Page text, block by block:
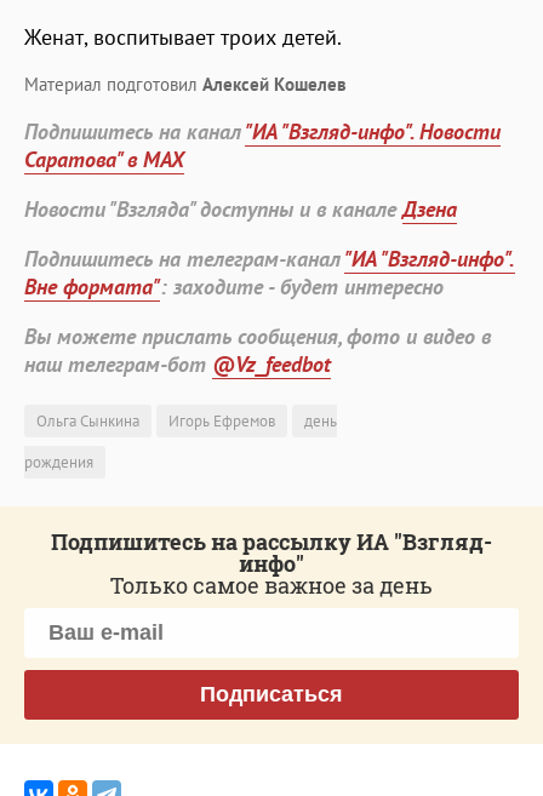
Женат, воспитывает троих детей.
Материал подготовил Алексей Кошелев
Подпишитесь на канал"ИА "Взгляд-инфо". Новости
Саратова" в MAX
Новости "Взгляда" доступны и в каналеДзена
Подпишитесь на телеграм-канал"ИА "Взгляд-инфо".
Вне формата": заходите - будет интересно
Вы можете прислать сообщения, фото и видео в
наш телеграм-бот @Vz_feedbot
Ольга Сынкина Игорь Ефремов
день
рождения
Подпишитесь на рассылку ИА "Взгляд-
инфо"
Только самое важное за день
Подписаться